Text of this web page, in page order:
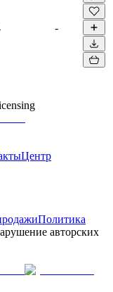
-
Центр
Политика
авторских